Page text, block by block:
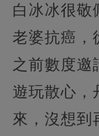
白冰冰很敬
老婆抗癌，
之前數度邀
遊玩散心，
來，沒想到